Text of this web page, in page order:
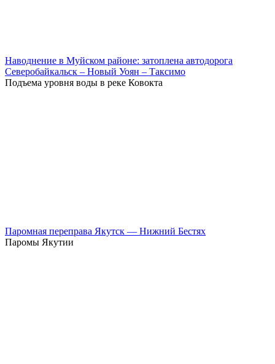
Наводнение в Муйском районе: затоплена автодорога
Северобайкальск – Новый Уоян – Таксимо
Подъема уровня воды в реке Ковокта
Паромная переправа Якутск — Нижний Бестях
Паромы Якутии